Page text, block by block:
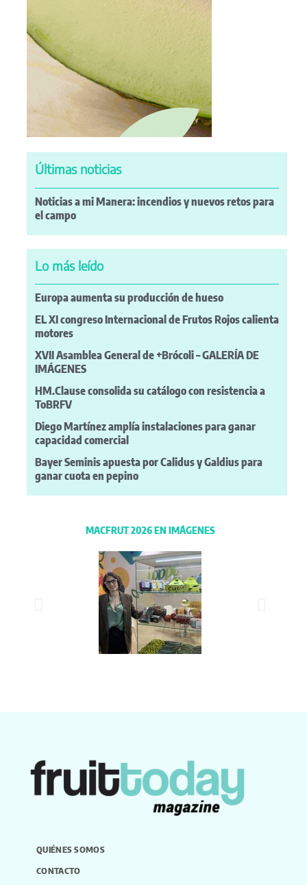
Últimas noticias
Noticias a mi Manera: incendios y nuevos retos para
el campo
Lo más leído
Europa aumenta su producción de hueso
EL XI congreso Internacional de Frutos Rojos calienta
motores
XVII Asamblea General de +Brócoli – GALERÍA DE
IMÁGENES
HM.Clause consolida su catálogo con resistencia a
ToBRFV
Diego Martínez amplía instalaciones para ganar
capacidad comercial
Bayer Seminis apuesta por Calidus y Galdius para
ganar cuota en pepino
MACFRUT 2026 EN IMÁGENES
QUIÉNES SOMOS
CONTACTO